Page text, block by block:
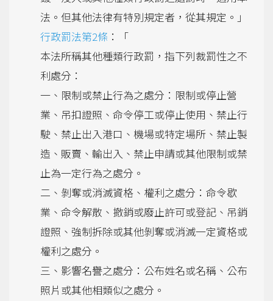
法。但其他法律有特別規定者，從其規定。」
行政罰法第2條 ：「
本法所稱其他種類行政罰，指下列裁罰性之不
利處分：
一、限制或禁止行為之處分：限制或停止營
業、吊扣證照、命令停工或停止使用、禁止行
駛、禁止出入港口、機場或特定場所、禁止製
造、販賣、輸出入、禁止申請或其他限制或禁
止為一定行為之處分。
二、剝奪或消滅資格、權利之處分：命令歇
業、命令解散、撤銷或廢止許可或登記、吊銷
證照、強制拆除或其他剝奪或消滅一定資格或
權利之處分。
三、影響名譽之處分：公布姓名或名稱、公布
照片或其他相類似之處分。